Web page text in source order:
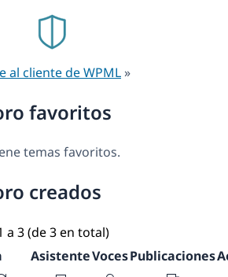
favoritos
temas favoritos.
creados
a 3 (de 3 en total)
AsistenteVocesPublicaciones
al cliente de WPML »